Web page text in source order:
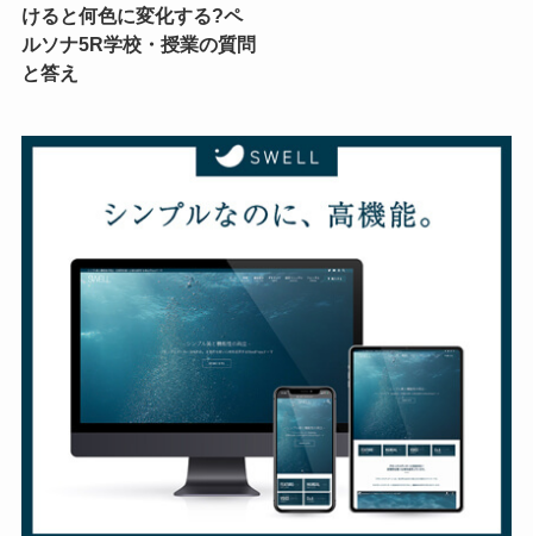
けると何色に変化する?ペ
ルソナ5R学校・授業の質問
と答え